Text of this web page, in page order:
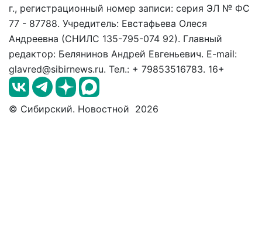
г., регистрационный номер записи: серия ЭЛ № ФС
77 - 87788. Учредитель: Евстафьева Олеся
Андреевна (СНИЛС 135-795-074 92). Главный
редактор: Белянинов Андрей Евгеньевич. E-mail:
glavred@sibirnews.ru. Тел.: + 79853516783. 16+
© Сибирский. Новостной 2026